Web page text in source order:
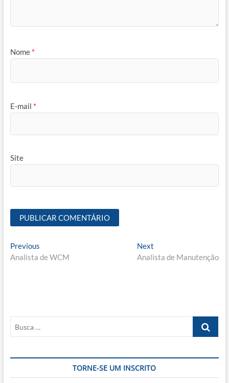
Nome *
E-mail *
Site
Navegação
de
PreviousPrevious
post:
Analista de WCM
Next
post:
Analista de Manutenção
Busca
TORNE-SE UM INSCRITO